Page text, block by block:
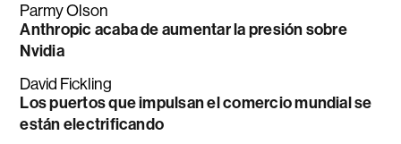
Parmy Olson
Anthropic acaba de aumentar la presión sobre
Nvidia
David Fickling
Los puertos que impulsan el comercio mundial se
están electrificando